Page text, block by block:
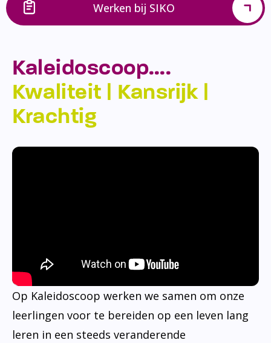
Werken bij SIKO
Kaleidoscoop….
Kwaliteit | Kansrijk |
Krachtig
Op Kaleidoscoop werken we samen om onze
leerlingen voor te bereiden op een leven lang
leren in een steeds veranderende